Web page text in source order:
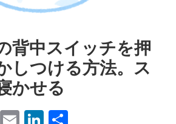
背中スイッチを押
しつける方法。ス
かせる